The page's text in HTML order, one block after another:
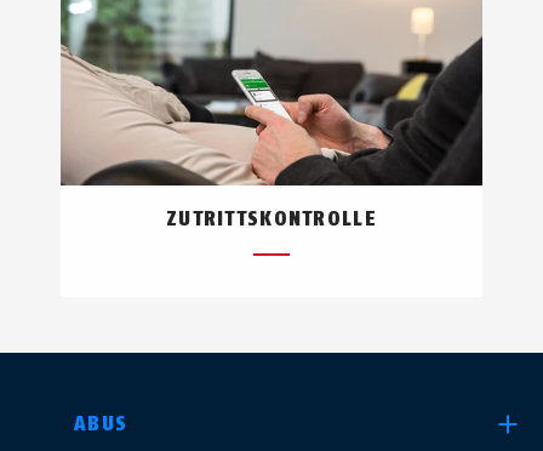
ZUTRITTSKONTROLLE
ABUS
LAND AUSWÄHLEN